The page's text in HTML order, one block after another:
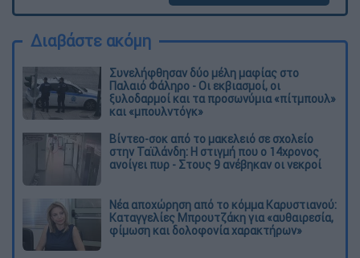
Διαβάστε ακόμη
Συνελήφθησαν δύο μέλη μαφίας στο
Παλαιό Φάληρο - Οι εκβιασμοί, οι
ξυλοδαρμοί και τα προσωνύμια «πίτμπουλ»
και «μπουλντόγκ»
Βίντεο-σοκ από το μακελειό σε σχολείο
στην Ταϊλάνδη: Η στιγμή που ο 14χρονος
ανοίγει πυρ - Στους 9 ανέβηκαν οι νεκροί
Νέα αποχώρηση από το κόμμα Καρυστιανού:
Καταγγελίες Μπρουτζάκη για «αυθαιρεσία,
φίμωση και δολοφονία χαρακτήρων»